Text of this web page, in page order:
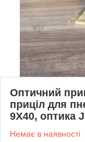
Оптичний
приціл для
9X40, оптика
Немає в наявності